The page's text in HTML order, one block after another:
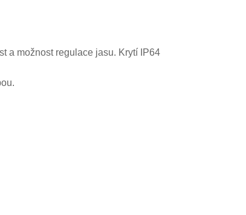
a možnost regulace jasu. Krytí IP64